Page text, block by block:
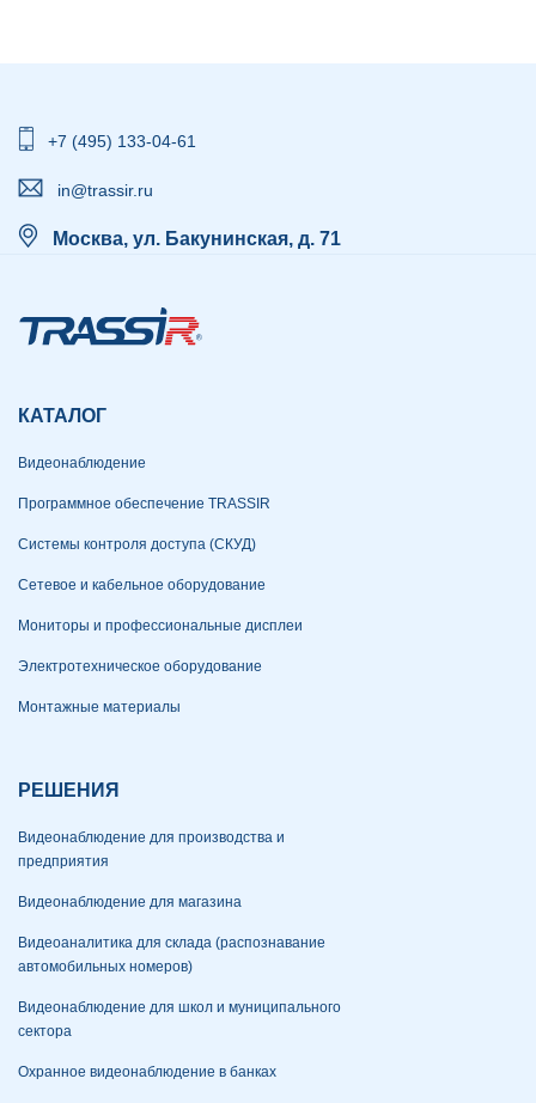
+7 (495) 133-04-61
in@trassir.ru
Москва, ул. Бакунинская, д. 71
КАТАЛОГ
Видеонаблюдение
Программное обеспечение TRASSIR
Системы контроля доступа (СКУД)
Сетевое и кабельное оборудование
Мониторы и профессиональные дисплеи
Электротехническое оборудование
Монтажные материалы
РЕШЕНИЯ
Видеонаблюдение для производства и
предприятия
Видеонаблюдение для магазина
Видеоаналитика для склада (распознавание
автомобильных номеров)
Видеонаблюдение для школ и муниципального
сектора
Охранное видеонаблюдение в банках